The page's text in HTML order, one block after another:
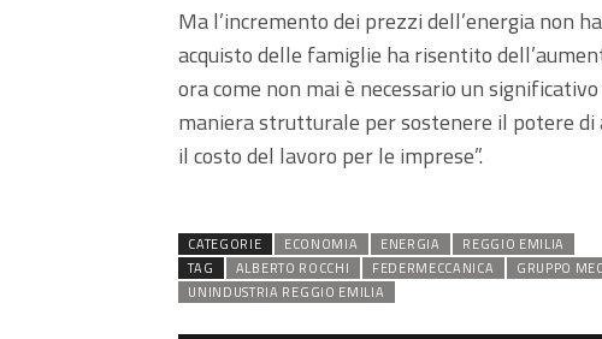
Ma l’incremento dei prezzi dell’energia non
acquisto delle famiglie ha risentito
ora come non mai è necessario un
maniera strutturale per sostenere il potere
il costo del lavoro per le imprese”.
CATEGORIE ECONOMIA ENERGIA
REGGIO EMILIA
TAG
ALBERTO ROCCHI FEDERMECCANICA GRUPPO
UNINDUSTRIA REGGIO EMILIA